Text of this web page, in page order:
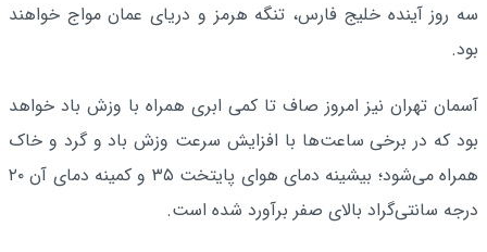
سه روز آینده خلیج فارس، تنگه هرمز و دریای عمان مواج خواهند
بود.
آسمان تهران نیز امروز صاف تا کمی ابری همراه با وزش باد خواهد
بود که در برخی ساعت‌ها با افزایش سرعت وزش باد و گرد و خاک
همراه می‌شود؛ بیشینه دمای هوای پایتخت ۳۵ و کمینه دمای آن ۲۰
درجه سانتی‌گراد بالای صفر برآورد شده است.